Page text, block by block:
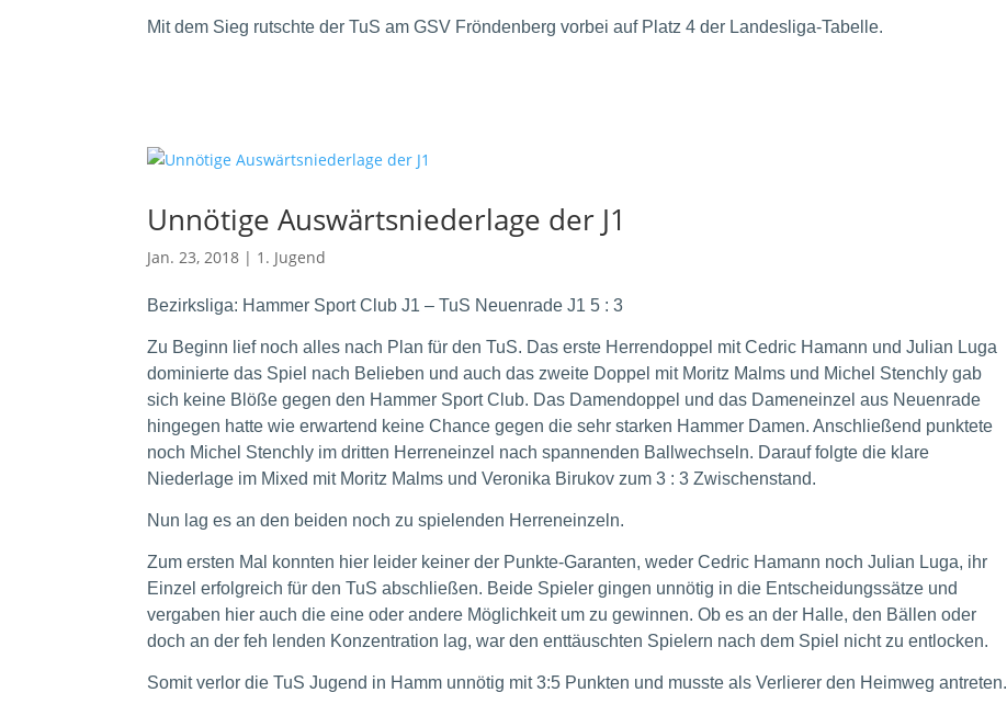
Mit dem Sieg rutschte der TuS am GSV Fröndenberg vorbei auf Platz 4 der Landesliga-Tabelle.
Unnötige Auswärtsniederlage der J1
Jan. 23, 2018 | 1. Jugend
Bezirksliga: Hammer Sport Club J1 – TuS Neuenrade J1 5 : 3
Zu Beginn lief noch alles nach Plan für den TuS. Das erste Herrendoppel mit Cedric Hamann und Julian Luga
dominierte das Spiel nach Belieben und auch das zweite Doppel mit Moritz Malms und Michel Stenchly gab
sich keine Blöße gegen den Hammer Sport Club. Das Damendoppel und das Dameneinzel aus Neuenrade
hingegen hatte wie erwartend keine Chance gegen die sehr starken Hammer Damen. Anschließend punktete
noch Michel Stenchly im dritten Herreneinzel nach spannenden Ballwechseln. Darauf folgte die klare
Niederlage im Mixed mit Moritz Malms und Veronika Birukov zum 3 : 3 Zwischenstand.
Nun lag es an den beiden noch zu spielenden Herreneinzeln.
Zum ersten Mal konnten hier leider keiner der Punkte-Garanten, weder Cedric Hamann noch Julian Luga, ihr
Einzel erfolgreich für den TuS abschließen. Beide Spieler gingen unnötig in die Entscheidungssätze und
vergaben hier auch die eine oder andere Möglichkeit um zu gewinnen. Ob es an der Halle, den Bällen oder
doch an der feh lenden Konzentration lag, war den enttäuschten Spielern nach dem Spiel nicht zu entlocken.
Somit verlor die TuS Jugend in Hamm unnötig mit 3:5 Punkten und musste als Verlierer den Heimweg antreten.